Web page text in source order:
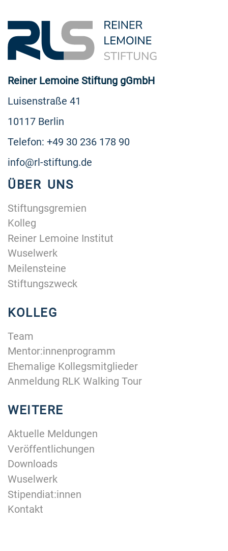
Reiner Lemoine Stiftung gGmbH
Luisenstraße 41
10117 Berlin
Telefon: +49 30 236 178 90
info@rl-stiftung.de
ÜBER UNS
Stiftungsgremien
Kolleg
Reiner Lemoine Institut
Wuselwerk
Meilensteine
Stiftungszweck
KOLLEG
Team
Mentor:innenprogramm
Ehemalige Kollegsmitglieder
Anmeldung RLK Walking Tour
WEITERE
Aktuelle Meldungen
Veröffentlichungen
Downloads
Wuselwerk
Stipendiat:innen
Kontakt